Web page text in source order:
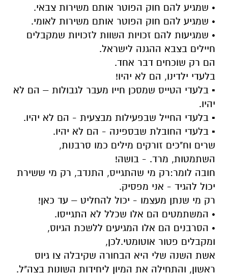
• שמגיע להם חוק הפוטר אותם משירות צבאי.
• שמגיע להם חוק הפוטר אותם משירות לאומי.
• שמגיעות להם זכויות השוות לזכויות שמקבלים
חיילים בצבא ההגנה לישראל.
הם רק שוכחים דבר אחד.
בלעדי ילדינו, הם לא יהיו!
▪ בלעדי הטייס שמסכן חייו מעבר לגבולות – הם לא
יהיו.
▪ בלעדי החייל שבפעילות מבצעית - הם לא יהיו.
▪ בלעדי החובלת שבספינה - הם לא יהיו.
שרים וח"כים זורקים מילים כמו סרבנות,
השתמטות, מרד. - בושה!
חובה לומר:רק מי שהתגייס, התנדב, רק מי ששירת
יכול להגיד - אני מפסיק.
רק מי שנתן מעצמו - יכול להחליט – עד כאן!
• המשתמטים הם אלו שכלל לא התגייסו.
• הסרבנים הם אלו המגיעים ללשכת הגיוס,
ומקבלים פטור אוטומטי.לכן,
אשת השנה שלי היא הבחורה שקיבלה צו גיוס
ראשון, והתחילה את המיון ליחידות השונות בצה"ל.